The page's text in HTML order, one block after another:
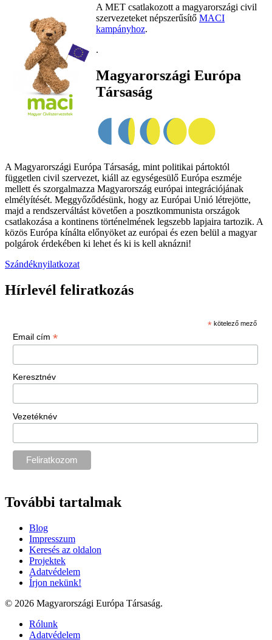
A MET csatlakozott a magyarországi civil
szervezeteket népszerűsítő MACI
kampányhoz.
.
Magyarországi Európa
Társaság
A Magyarországi Európa Társaság, mint politikai pártoktól
független civil szervezet, kiáll az egységesülő Európa eszméje
mellett és szorgalmazza Magyarország európai integrációjának
elmélyítését. Meggyőződésünk, hogy az Európai Unió létrejötte,
majd a rendszerváltást követően a posztkommunista országok
csatlakozása a kontinens történelmének legszebb lapjaira tartozik. A
közös Európa kínálta előnyöket az európai és ezen belül a magyar
polgárok érdekében ki lehet és ki is kell aknázni!
Szándéknyilatkozat
Hírlevél feliratkozás
* kötelező mező
Email cím *
Keresztnév
Vezetéknév
További tartalmak
Blog
Impresszum
Keresés az oldalon
Projektek
Adatvédelem
Írjon nekünk!
© 2026 Magyarországi Európa Társaság.
Rólunk
Adatvédelem